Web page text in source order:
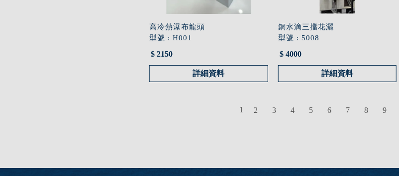
高冷熱瀑布龍頭
型號 : H001
$ 2150
詳細資料
銅水滴三擋花灑
型號 : 5008
$ 4000
詳細資料
1 2 3 4 5 6 7 8 9